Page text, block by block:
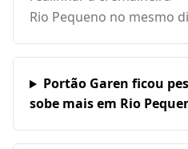
Rio Pequeno no mesmo
Portão Garen ficou
sobe mais em Rio